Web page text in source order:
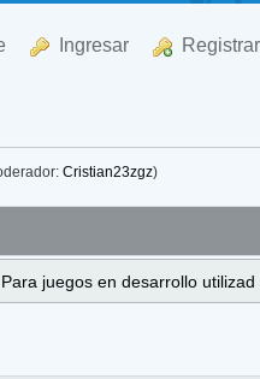
Ingresar
Cristian23zgz)
juegos en desarrollo